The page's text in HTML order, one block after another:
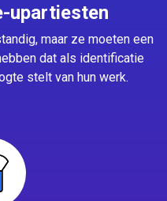
upartiesten
maar ze moeten een
dat als identificatie
stelt van hun werk.